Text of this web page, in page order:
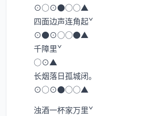
⊙○⊙●○○▲
四面边声连角起ˇ
⊙●⊙○○●▲
千障里ˇ
○⊙▲
长烟落日孤城闭。
⊙○⊙●○○▲
浊酒一杯家万里ˇ